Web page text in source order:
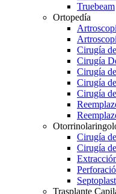
Truebeam
Ortopedía
Cirugía
Cirugía
Cirugía
Cirugía
Cirugía
Cirugía
Cirugía
Trasplante